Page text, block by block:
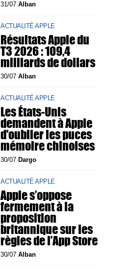
31/07Alban
ACTUALITÉ APPLE
Résultats Apple du
T3 2026 : 109,4
milliards de dollars
30/07Alban
ACTUALITÉ APPLE
Les États-Unis
demandent à Apple
d'oublier les puces
mémoire chinoises
30/07 Dargo
ACTUALITÉ APPLE
Apple s’oppose
fermement à la
proposition
britannique sur les
règles de l’App Store
30/07Alban